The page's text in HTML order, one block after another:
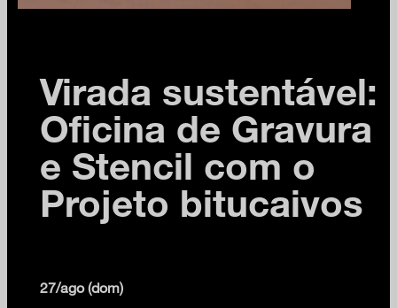
Virada sustentável:
Oficina de Gravura
e Stencil com o
Projeto bitucaivos
27/ago (dom)